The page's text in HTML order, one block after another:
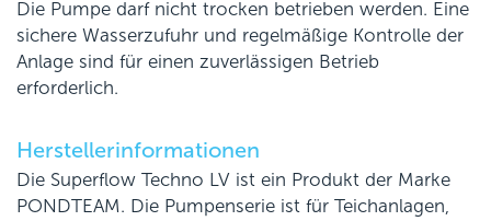
Die Pumpe darf nicht trocken betrieben werden. Eine
sichere Wasserzufuhr und regelmäßige Kontrolle der
Anlage sind für einen zuverlässigen Betrieb
erforderlich.
Herstellerinformationen
Die Superflow Techno LV ist ein Produkt der Marke
PONDTEAM. Die Pumpenserie ist für Teichanlagen,